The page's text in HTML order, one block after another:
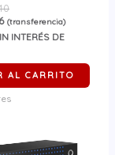
(transferencia)
INTERÉS DE
AL CARRITO